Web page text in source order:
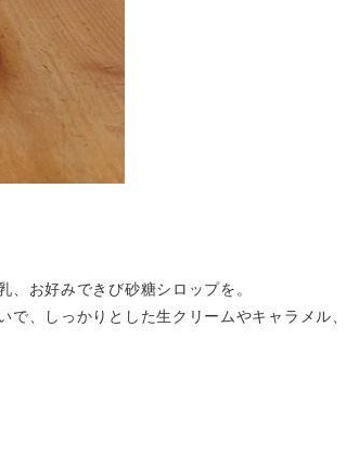
、お好みできび砂糖シロップを。
、しっかりとした生クリームやキャラメル